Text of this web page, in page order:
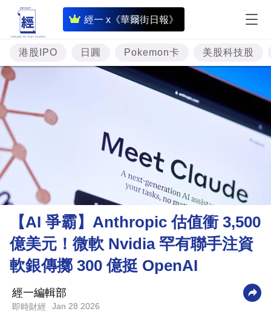
經一 x《華爾街日報》
即
時
財
經
理
財
商
業
技
港股IPO 日圓 Pokemon卡 美股科技股
【AI 爭霸】Anthropic 估值衝 3,500
億美元！微軟 Nvidia 罕有聯手注資
軟銀傳擲 300 億挺 OpenAI
經一編輯部
即時財經 Jan 28 2026